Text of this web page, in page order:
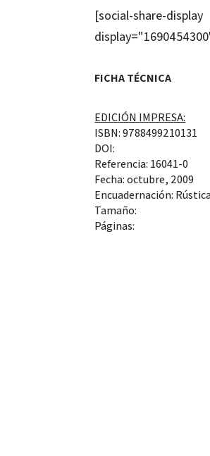
[social-share-display
FICHA TÉCNICA
EDICIÓN IMPRESA:
ISBN: 9788499210131
DOI:
Referencia: 16041-0
Fecha: octubre, 2009
Encuadernación:
Tamaño:
Páginas: